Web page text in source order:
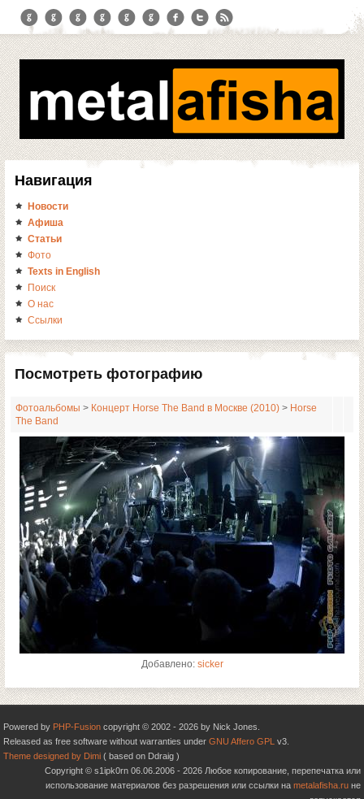
Навигация
Новости
Афиша
Статьи
Фото
Texts in English
Поиск
О нас
Ссылки
Посмотреть фотографию
Фотоальбомы > Концерт Horse The Band в Москве (2010) > Horse
The Band
Добавлено: sicker
Powered by PHP-Fusion copyright © 2002 - 2026 by Nick Jones.
Released as free software without warranties under GNU Affero GPL v3.
Theme designed by Dimi ( based on Ddraig )
Copyright © s1ipk0rn 06.06.2006 - 2026 Любое копирование, перепечатка или
использование материалов без разрешения или ссылки на metalafisha.ru не